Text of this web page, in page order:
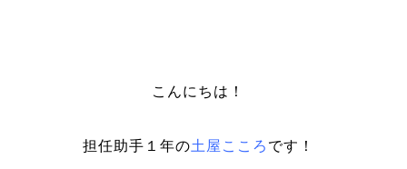
こんにちは！
担任助手１年の土屋こころ です！